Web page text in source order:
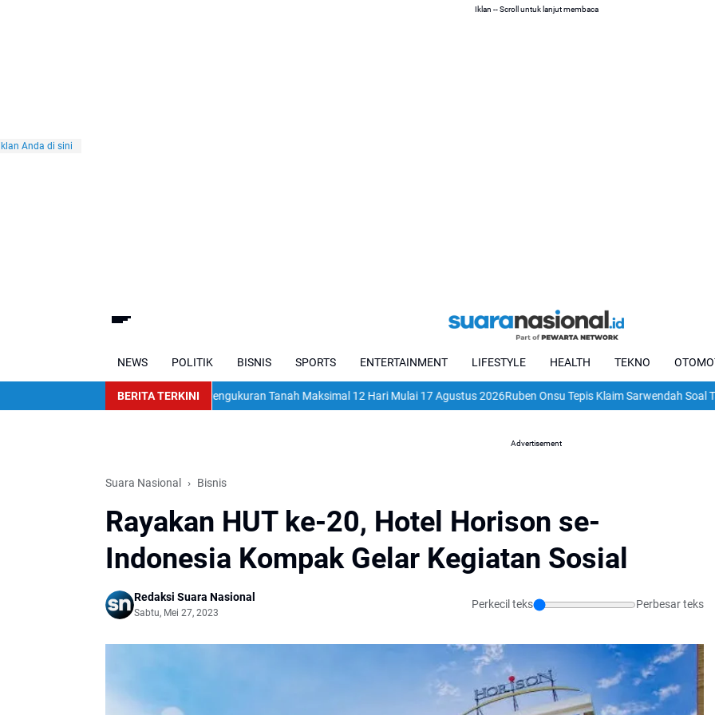
Iklan -- Scroll untuk lanjut membaca
NEWS POLITIK BISNIS SPORTS ENTERTAINMENT LIFESTYLE HEALTH TEKNO
BERITA TERKINI
Terapkan Standar Baru, Pengukuran Tanah Maksimal 12 Hari Mulai 17 Agustus 2026Ruben Onsu Tepis Klaim Sarwendah Soal Tak Pernah
Advertisement
Suara Nasional Bisnis
Rayakan HUT ke-20, Hotel Horison se-
Indonesia Kompak Gelar Kegiatan Sosial
Redaksi Suara Nasional
Sabtu, Mei 27, 2023
Perkecil teks Perbesar teks
Anda di sini